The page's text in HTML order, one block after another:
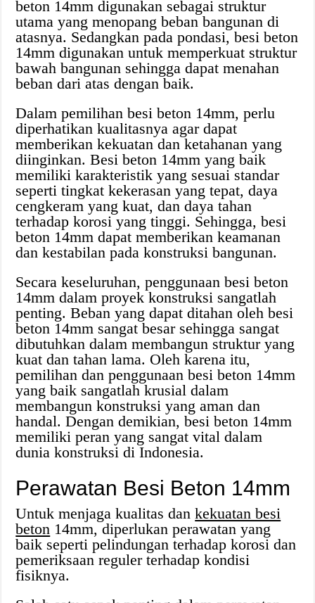
beton 14mm digunakan sebagai struktur
utama yang menopang beban bangunan di
atasnya. Sedangkan pada pondasi, besi beton
14mm digunakan untuk memperkuat struktur
bawah bangunan sehingga dapat menahan
beban dari atas dengan baik.
Dalam pemilihan besi beton 14mm, perlu
diperhatikan kualitasnya agar dapat
memberikan kekuatan dan ketahanan yang
diinginkan. Besi beton 14mm yang baik
memiliki karakteristik yang sesuai standar
seperti tingkat kekerasan yang tepat, daya
cengkeram yang kuat, dan daya tahan
terhadap korosi yang tinggi. Sehingga, besi
beton 14mm dapat memberikan keamanan
dan kestabilan pada konstruksi bangunan.
Secara keseluruhan, penggunaan besi beton
14mm dalam proyek konstruksi sangatlah
penting. Beban yang dapat ditahan oleh besi
beton 14mm sangat besar sehingga sangat
dibutuhkan dalam membangun struktur yang
kuat dan tahan lama. Oleh karena itu,
pemilihan dan penggunaan besi beton 14mm
yang baik sangatlah krusial dalam
membangun konstruksi yang aman dan
handal. Dengan demikian, besi beton 14mm
memiliki peran yang sangat vital dalam
dunia konstruksi di Indonesia.
Perawatan Besi Beton 14mm
Untuk menjaga kualitas dankekuatan besi
beton 14mm, diperlukan perawatan yang
baik seperti pelindungan terhadap korosi dan
pemeriksaan reguler terhadap kondisi
fisiknya.